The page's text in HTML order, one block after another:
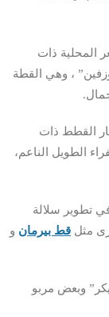
المحلية ذات
، وهي القطة
القطط ذات
الطويل الناعم،
تطوير سلالة
مثل قط بيرمان و
وبعض مربو